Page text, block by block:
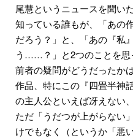
尾慧というニュースを聞い
知っている誰もが、「あの
だろう？」と、「あの『私
う……？」と2つのことを思
前者の疑問がどうだったか
作品、特にこの『四畳半神
の主人公といえば冴えない
ただ「うだつが上がらない
けでもなく（というか「悪